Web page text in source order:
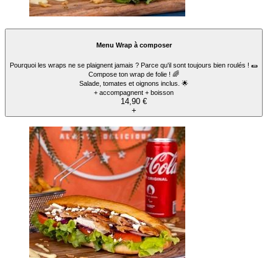
Menu Wrap à composer
Pourquoi les wraps ne se plaignent jamais ? Parce qu'il sont toujours bien roulés ! 🌯
Compose ton wrap de folie ! 🌈
Salade, tomates et oignons inclus. 🌟
+ accompagnent + boisson
14,90 €
+